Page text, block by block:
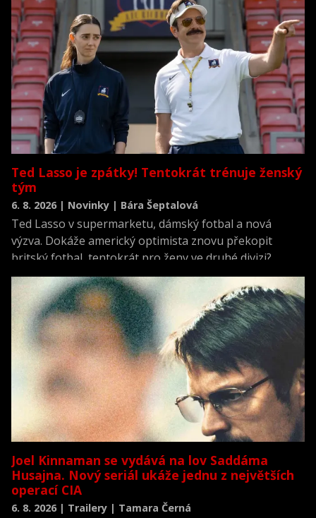
Ted Lasso je zpátky! Tentokrát trénuje ženský
tým
6. 8. 2026 | Novinky | Bára Šeptalová
Ted Lasso v supermarketu, dámský fotbal a nová
výzva. Dokáže americký optimista znovu překopit
britský fotbal, tentokrát pro ženy ve druhé divizi?
Joel Kinnaman se vydává na lov Saddáma
Husajna. Nový seriál ukáže jednu z největších
operací CIA
6. 8. 2026 | Trailery | Tamara Černá